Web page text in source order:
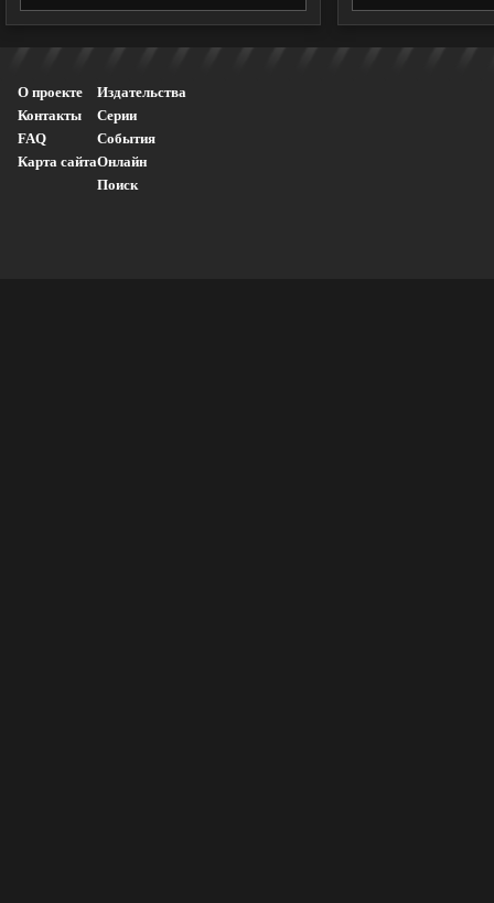
О проекте
Контакты
FAQ
Карта сайта
Издательства
Серии
События
Онлайн
Поиск